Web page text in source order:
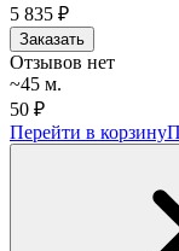
5 835 ₽
Заказать
Отзывов нет
~45 м.
50 ₽
Перейти в корзину